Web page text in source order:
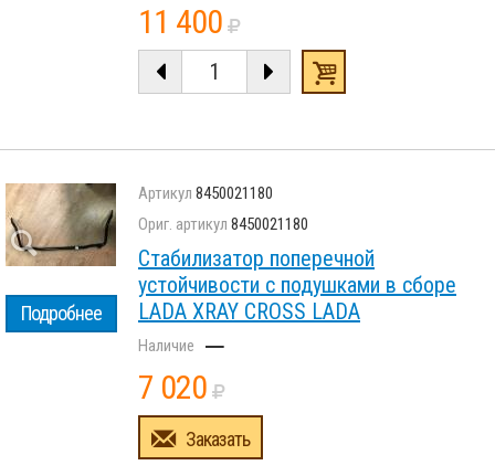
11 400
Подробнее
8450021180
8450021180
Стабилизатор поперечной
устойчивости с подушками в сборе
LADA XRAY CROSS LADA
–
7 020
Заказать